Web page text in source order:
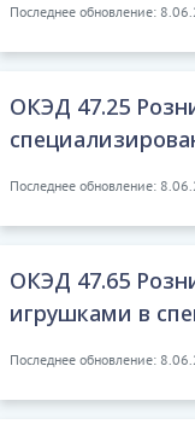
Последнее обновление:
ОКЭД 47.25
Последнее обновление:
ОКЭД 47.65
игрушками в
Последнее обновление: